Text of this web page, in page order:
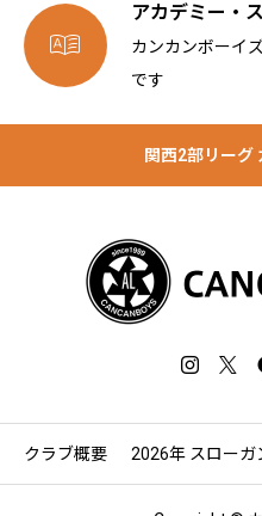

アカデミー・
カンカンボーイ
です
関西2部リーグ
クラブ概要 2026年 スローガ